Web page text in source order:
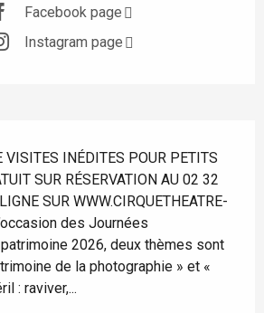
Facebook page
Instagram page
VISITES INÉDITES POUR PETITS
SUR RÉSERVATION AU 02 32
SUR WWW.CIRQUETHEATRE-
des Journées
2026, deux thèmes sont
de la photographie » et «
: raviver,...